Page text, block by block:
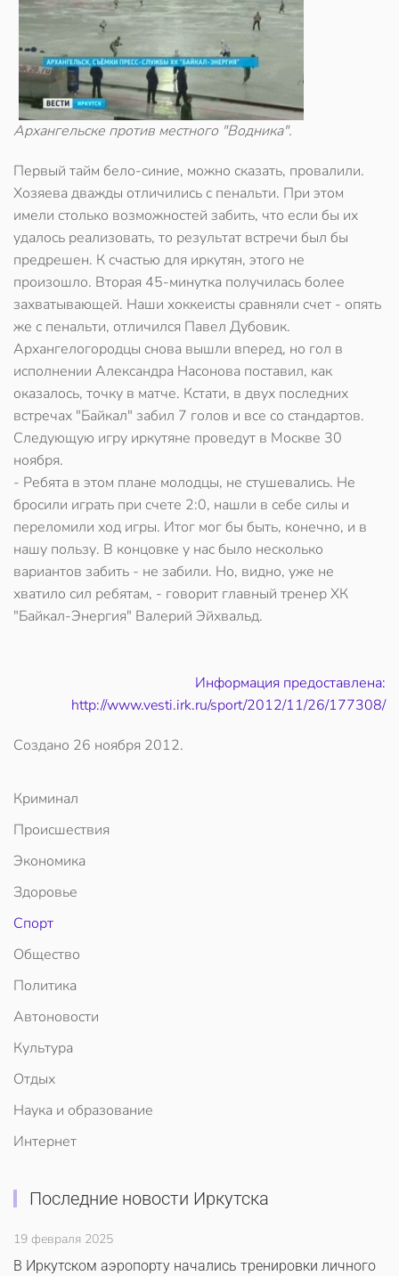
Архангельске против местного "Водника".
Первый тайм бело-синие, можно сказать, провалили.
Хозяева дважды отличились с пенальти. При этом
имели столько возможностей забить, что если бы их
удалось реализовать, то результат встречи был бы
предрешен. К счастью для иркутян, этого не
произошло. Вторая 45-минутка получилась более
захватывающей. Наши хоккеисты сравняли счет - опять
же с пенальти, отличился Павел Дубовик.
Архангелогородцы снова вышли вперед, но гол в
исполнении Александра Насонова поставил, как
оказалось, точку в матче. Кстати, в двух последних
встречах "Байкал" забил 7 голов и все со стандартов.
Следующую игру иркутяне проведут в Москве 30
ноября.
- Ребята в этом плане молодцы, не стушевались. Не
бросили играть при счете 2:0, нашли в себе силы и
переломили ход игры. Итог мог бы быть, конечно, и в
нашу пользу. В концовке у нас было несколько
вариантов забить - не забили. Но, видно, уже не
хватило сил ребятам, - говорит главный тренер ХК
"Байкал-Энергия" Валерий Эйхвальд.
Информация предоставлена:
http://www.vesti.irk.ru/sport/2012/11/26/177308/
Создано 26 ноября 2012.
Криминал
Происшествия
Экономика
Здоровье
Спорт
Общество
Политика
Автоновости
Культура
Отдых
Наука и образование
Интернет
Последние новости Иркутска
19 февраля 2025
В Иркутском аэропорту начались тренировки личного